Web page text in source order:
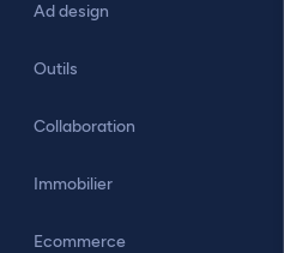
Ad design
Outils
Collaboration
Immobilier
Ecommerce